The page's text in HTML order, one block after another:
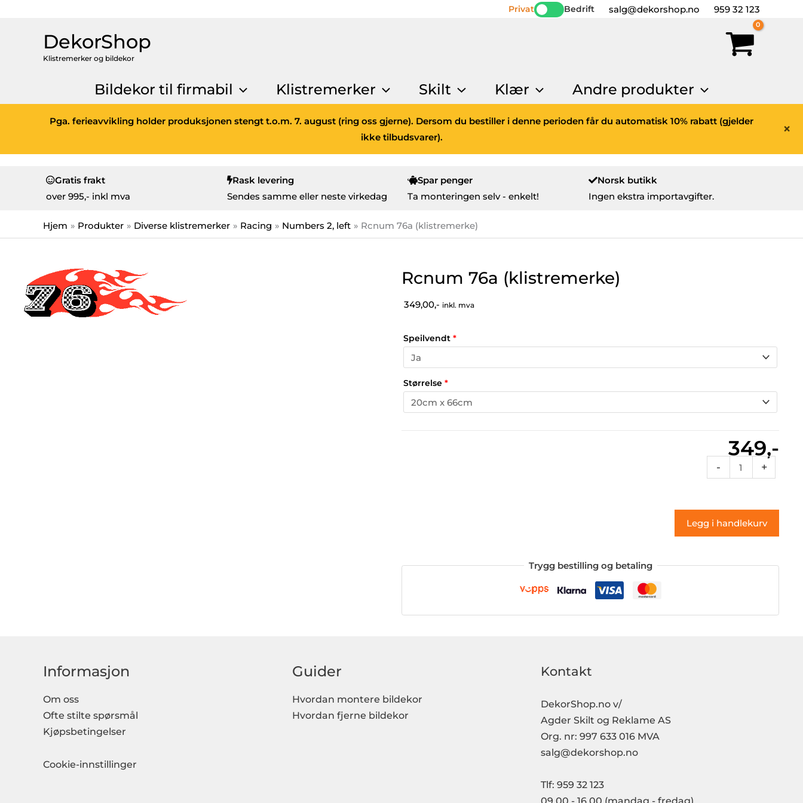
Privat Bedrift salg@dekorshop.no 959 32 123
DekorShop
Klistremerker og bildekor
Bildekor til firmabil Klistremerker Skilt Klær Andre produkter
×
Pga. ferieavvikling holder produksjonen stengt t.o.m. 7. august (ring oss gjerne). Dersom du bestiller i denne perioden får du automatisk 10% rabatt (gjelder
ikke tilbudsvarer).
Gratis frakt
over 995,- inkl mva
Rask levering
Sendes samme eller neste virkedag
Spar penger
Ta monteringen selv - enkelt!
Norsk butikk
Ingen ekstra importavgifter.
Hjem Produkter Diverse klistremerker Racing Numbers 2, left Rcnum 76a (klistremerke)
Rcnum 76a (klistremerke)
349,00,- inkl. mva
Speilvendt *
Størrelse *
349,-
-
Rcnum
76a
antall
+
Legg i handlekurv
Trygg bestilling og betaling
Informasjon
Om oss
Ofte stilte spørsmål
Kjøpsbetingelser
Cookie-innstillinger
Guider
Hvordan montere bildekor
Hvordan fjerne bildekor
Kontakt
DekorShop.no v/
Agder Skilt og Reklame AS
Org. nr: 997 633 016 MVA
salg@dekorshop.no
Tlf: 959 32 123